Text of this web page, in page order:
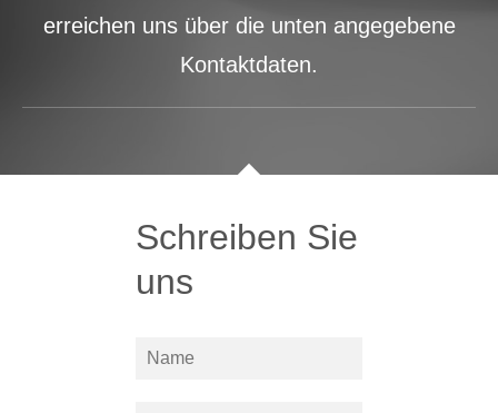
erreichen uns über die unten angegebene
Kontaktdaten.
Schreiben Sie
uns